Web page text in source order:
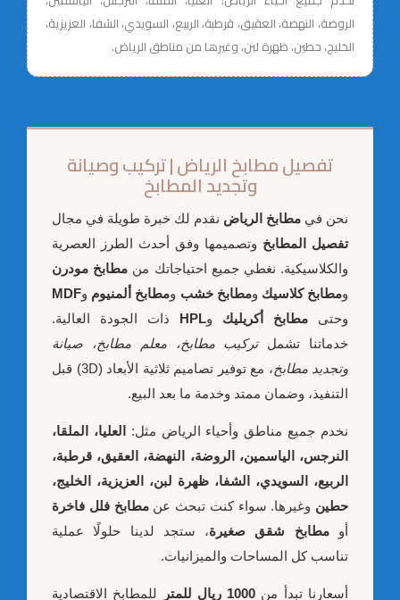
الروضة، النهضة، العقيق، قرطبة، الربيع، السويدي، الشفا، العزيزية،
الخليج، حطين، ظهرة لبن، وغيرها من مناطق الرياض.
تفصيل مطابخ الرياض | تركيب وصيانة
وتجديد المطابخ
نحن في مطابخ الرياض نقدم لك خبرة طويلة في مجال
تفصيل المطابخ وتصميمها وفق أحدث الطرز العصرية
والكلاسيكية. نغطي جميع احتياجاتك من مطابخ مودرن
ومطابخ كلاسيك ومطابخ خشب ومطابخ ألمنيوم وMDF
وحتى مطابخ أكريليك وHPL ذات الجودة العالية.
خدماتنا تشملتركيب مطابخ، معلم مطابخ، صيانة
وتجديد مطابخ
، مع توفير تصاميم ثلاثية الأبعاد (3D) قبل
التنفيذ، وضمان ممتد وخدمة ما بعد البيع.
نخدم جميع مناطق وأحياء الرياض مثل:
العليا، الملقا،
النرجس، الياسمين، الروضة، النهضة، العقيق، قرطبة،
الربيع، السويدي، الشفا، ظهرة لبن، العزيزية، الخليج،
حطين وغيرها. سواء كنت تبحث عنمطابخ فلل فاخرة
أومطابخ شقق صغيرة، ستجد لدينا حلولًا عملية
تناسب كل المساحات والميزانيات.
أسعارنا تبدأ من 1000 ريال للمتر للمطابخ الاقتصادية